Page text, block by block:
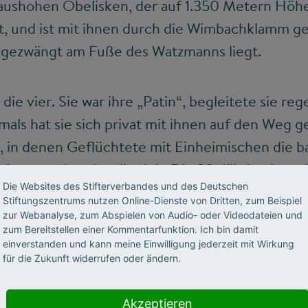
Obelisken, der auf 1.350 Metern
und ist mit ihnen durch die Wimbachklamm
am Fuße des Watzmanns liegt.
vier. Sie war ihre „Patin“, begleitete sie
hat sie sich privat mit ihnen auf den Weg
in denen Geflüchtete mit Einheimischen die
erkunden, ihr Job. Die 28-Jährige
(A.L.M.), das der Deutsche Alpenverein
Es ist eines von vielen Projekten in
und Einheimische miteinander in Kontakt
Die Websites des Stifterverbandes und des Deutschen
Stiftungszentrums nutzen Online-Dienste von Dritten, zum Beispiel
zur Webanalyse, zum Abspielen von Audio- oder Videodateien und
zum Bereitstellen einer Kommentarfunktion. Ich bin damit
einverstanden und kann meine Einwilligung jederzeit mit Wirkung
für die Zukunft widerrufen oder ändern.
Akzeptieren